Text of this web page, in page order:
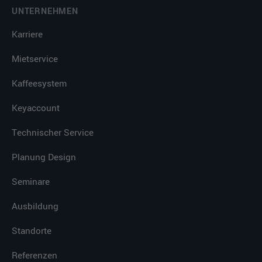
UNTERNEHMEN
Karriere
Mietservice
Kaffeesystem
Keyaccount
Technischer Service
Planung Design
Seminare
Ausbildung
Standorte
Referenzen